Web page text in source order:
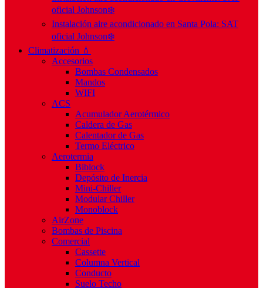
oficial Johnson❄️
Instalación aire acondicionado en Santa Pola: SAT
oficial Johnson❄️
Climatización 💧
Accesorios
Bombas Condensados
Mandos
WIFI
ACS
Acumulador Aerotérmico
Caldera de Gas
Calentador de Gas
Termo Eléctrico
Aerotermia
Biblock
Depósito de Inercia
Mini-Chiller
Modular Chiller
Monoblock
AirZone
Bombas de Piscina
Comercial
Cassette
Columna Vertical
Conducto
Suelo Techo